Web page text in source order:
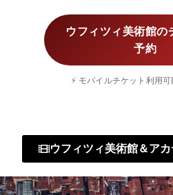
ウフィツィ美術館の
予約
⚡ モバイルチケット利用
ウフィツィ美術館＆ア